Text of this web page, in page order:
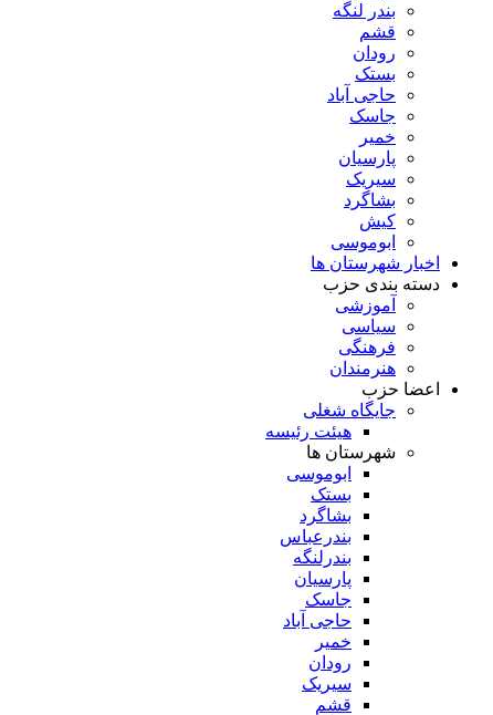
بندر لنگه
قشم
رودان
بستک
حاجی آباد
جاسک
خمیر
پارسیان
سیریک
بشاگرد
کیش
ابوموسی
اخبار شهرستان ها
دسته بندی حزب
آموزشی
سیاسی
فرهنگی
هنرمندان
اعضا حزب
جایگاه شغلی
هیئت رئیسه
شهرستان ها
ابوموسی
بستک
بشاگرد
بندرعباس
بندرلنگه
پارسیان
جاسک
حاجی آباد
خمیر
رودان
سیریک
قشم